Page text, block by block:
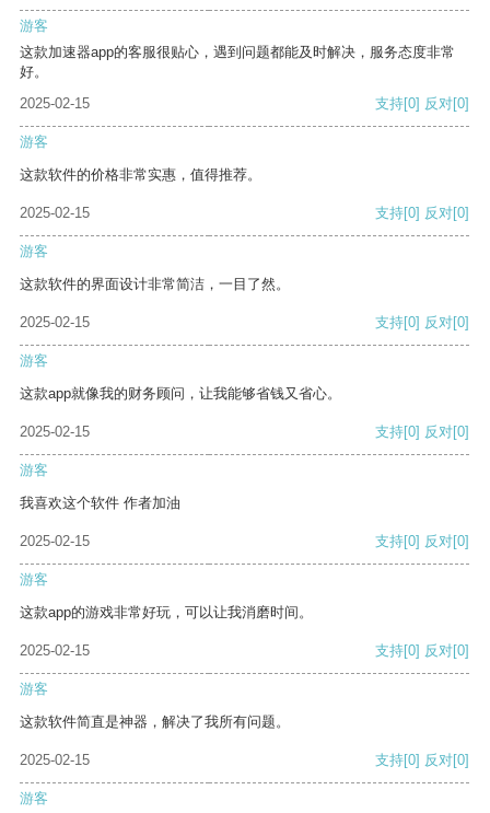
游客
这款加速器app的客服很贴心，遇到问题都能及时解决，服务态度非常
好。
2025-02-15
支持[0] 反对[0]
游客
这款软件的价格非常实惠，值得推荐。
2025-02-15 支持[0] 反对[0]
游客
这款软件的界面设计非常简洁，一目了然。
2025-02-15 支持[0] 反对[0]
游客
这款app就像我的财务顾问，让我能够省钱又省心。
2025-02-15 支持[0] 反对[0]
游客
我喜欢这个软件 作者加油
2025-02-15 支持[0] 反对[0]
游客
这款app的游戏非常好玩，可以让我消磨时间。
2025-02-15 支持[0] 反对[0]
游客
这款软件简直是神器，解决了我所有问题。
2025-02-15 支持[0] 反对[0]
游客